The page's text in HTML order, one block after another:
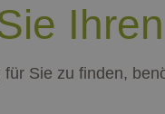
Sie zu finden,